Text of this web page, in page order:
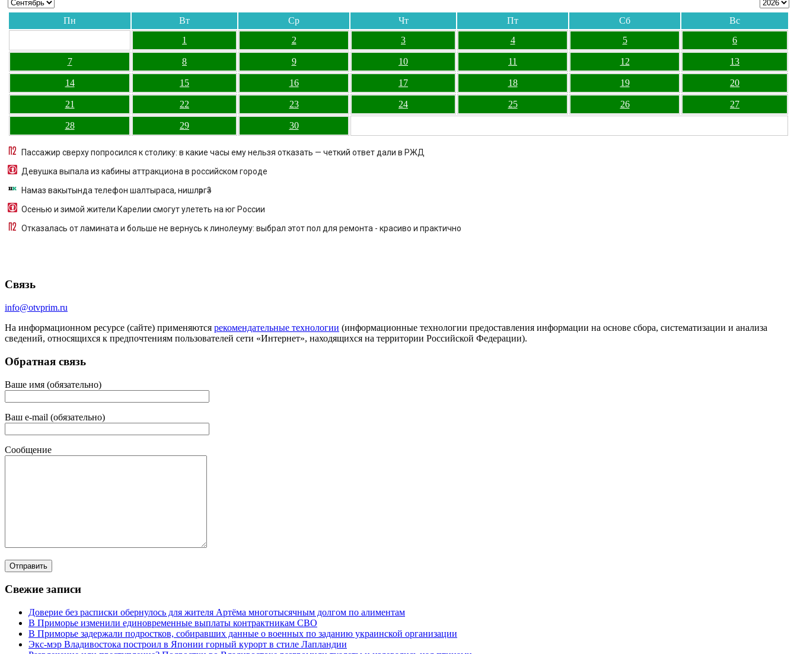
Пн Вт Ср Чт Пт Сб
Вс
1
2 3 4 5 6
7 8 9 10 11 12 13
14 15 16 17 18 19 20
21 22 23 24 25 26 27
28 29 30
Пассажир сверху попросился к столику: в какие часы ему нельзя отказать — четкий ответ дали в РЖД
Девушка выпала из кабины аттракциона в российском городе
Намаз вакытында телефон шалтыраса, нишләргә?
Осенью и зимой жители Карелии смогут улететь на юг России
Отказалась от ламината и больше не вернусь к линолеуму: выбрал этот пол для ремонта - красиво и практично
Связь
info@otvprim.ru
На информационном ресурсе (сайте) применяются рекомендательные технологии (информационные технологии предоставления информации на основе сбора, систематизации и анализа
сведений, относящихся к предпочтениям пользователей сети «Интернет», находящихся на территории Российской Федерации).
Обратная связь
Ваше имя (обязательно)
Ваш e-mail (обязательно)
Сообщение
Свежие записи
Доверие без расписки обернулось для жителя Артёма многотысячным долгом по алиментам
В Приморье изменили единовременные выплаты контрактникам СВО
В Приморье задержали подростков, собиравших данные о военных по заданию украинской организации
Экс-мэр Владивостока построил в Японии горный курорт в стиле Лапландии